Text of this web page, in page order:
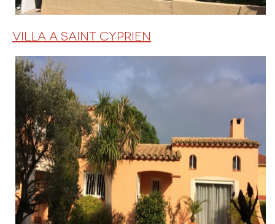
VILLA A SAINT CYPRIEN